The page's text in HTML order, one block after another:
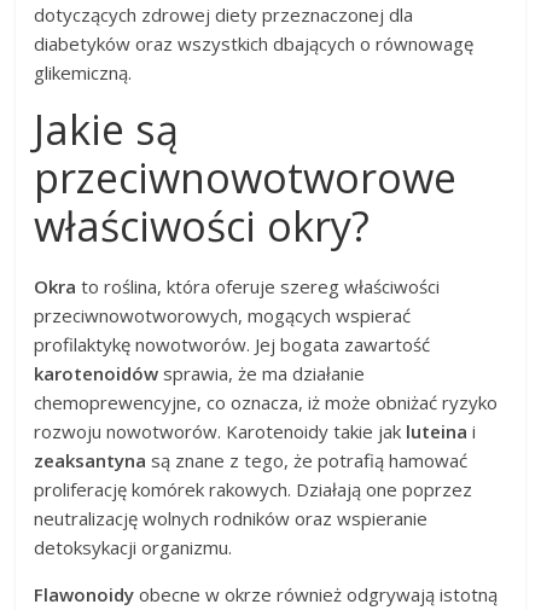
dotyczących zdrowej diety przeznaczonej dla
diabetyków oraz wszystkich dbających o równowagę
glikemiczną.
Jakie są
przeciwnowotworowe
właściwości okry?
Okra to roślina, która oferuje szereg właściwości
przeciwnowotworowych, mogących wspierać
profilaktykę nowotworów. Jej bogata zawartość
karotenoidów sprawia, że ma działanie
chemoprewencyjne, co oznacza, iż może obniżać ryzyko
rozwoju nowotworów. Karotenoidy takie jak luteina i
zeaksantyna są znane z tego, że potrafią hamować
proliferację komórek rakowych. Działają one poprzez
neutralizację wolnych rodników oraz wspieranie
detoksykacji organizmu.
Flawonoidy obecne w okrze również odgrywają istotną